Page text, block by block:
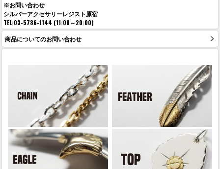
※お問い合わせ
シルバーアクセサリーレジスト原宿
TEL:03-5786-1144 (11:00～20:00)
商品についてのお問い合わせ